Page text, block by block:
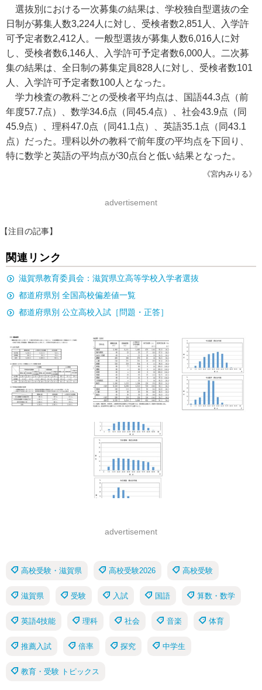
選抜別における一次募集の結果は、学校独自型選抜の全
日制が募集人数3,224人に対し、受検者数2,851人、入学許
可予定者数2,412人。一般型選抜が募集人数6,016人に対
し、受検者数6,146人、入学許可予定者数6,000人。二次募
集の結果は、全日制の募集定員828人に対し、受検者数101
人、入学許可予定者数100人となった。
学力検査の教科ごとの受検者平均点は、国語44.3点（前
年度57.7点）、数学34.6点（同45.4点）、社会43.9点（同
45.9点）、理科47.0点（同41.1点）、英語35.1点（同43.1
点）だった。理科以外の教科で前年度の平均点を下回り、
特に数学と英語の平均点が30点台と低い結果となった。
《宮内みりる》
advertisement
【注目の記事】
関連リンク
滋賀県教育委員会：滋賀県立高等学校入学者選抜
都道府県別 全国高校偏差値一覧
都道府県別 公立高校入試［問題・正答］
advertisement
高校受験・滋賀県 高校受験2026 高校受験
滋賀県 受験 入試 国語 算数・数学
英語4技能 理科 社会 音楽 体育
推薦入試 倍率 探究 中学生
教育・受験 トピックス